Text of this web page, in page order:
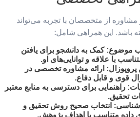
از متخصصان با تجربه می‌تواند
باشد. این همراهی شامل:
موضوع: کمک به دانشجو برای یافتن
با علاقه و توانایی‌های او.
پروپوزال: ارائه مشاوره تخصصی در
قوی و قابل دفاع.
راهنمایی برای دسترسی به منابع معتبر
تحقیق.
انتخاب صحیح روش تحقیق و
داده متناسب با اهداف پژوهش.